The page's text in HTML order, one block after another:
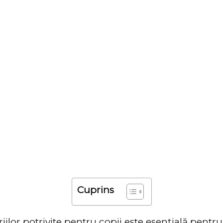
Cuprins